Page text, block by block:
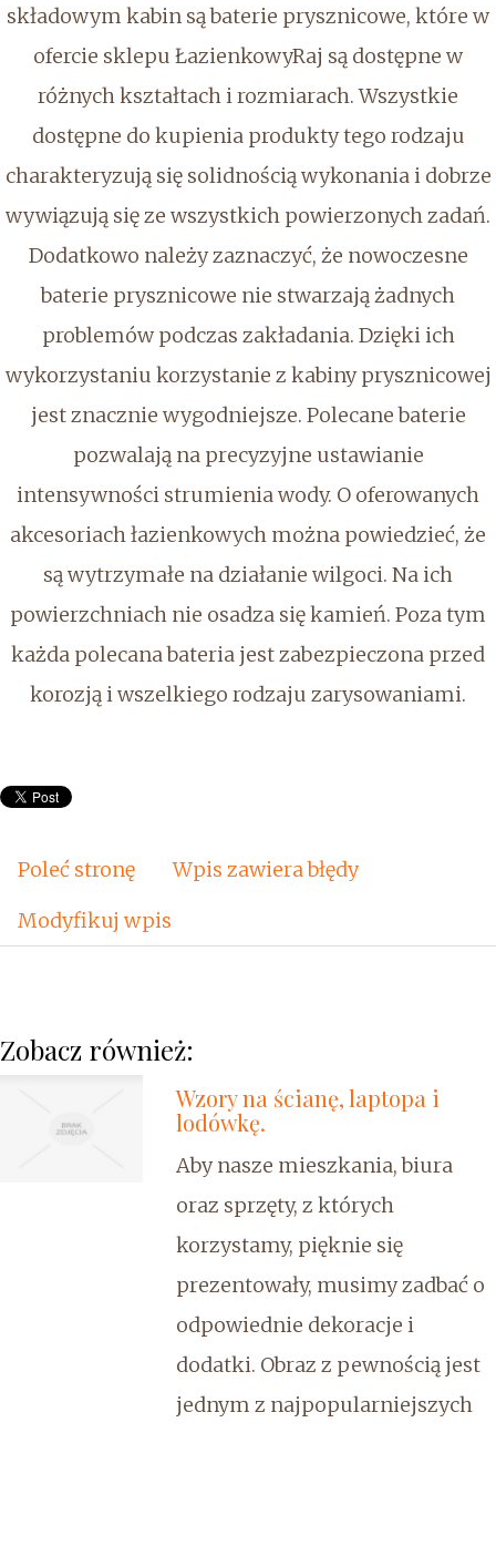
składowym kabin są baterie prysznicowe, które w
ofercie sklepu ŁazienkowyRaj są dostępne w
różnych kształtach i rozmiarach. Wszystkie
dostępne do kupienia produkty tego rodzaju
charakteryzują się solidnością wykonania i dobrze
wywiązują się ze wszystkich powierzonych zadań.
Dodatkowo należy zaznaczyć, że nowoczesne
baterie prysznicowe nie stwarzają żadnych
problemów podczas zakładania. Dzięki ich
wykorzystaniu korzystanie z kabiny prysznicowej
jest znacznie wygodniejsze. Polecane baterie
pozwalają na precyzyjne ustawianie
intensywności strumienia wody. O oferowanych
akcesoriach łazienkowych można powiedzieć, że
są wytrzymałe na działanie wilgoci. Na ich
powierzchniach nie osadza się kamień. Poza tym
każda polecana bateria jest zabezpieczona przed
korozją i wszelkiego rodzaju zarysowaniami.
Poleć stronę
Wpis zawiera błędy
Modyfikuj wpis
Zobacz również:
Wzory na ścianę, laptopa i
lodówkę.
Aby nasze mieszkania, biura
oraz sprzęty, z których
korzystamy, pięknie się
prezentowały, musimy zadbać o
odpowiednie dekoracje i
dodatki. Obraz z pewnością jest
jednym z najpopularniejszych